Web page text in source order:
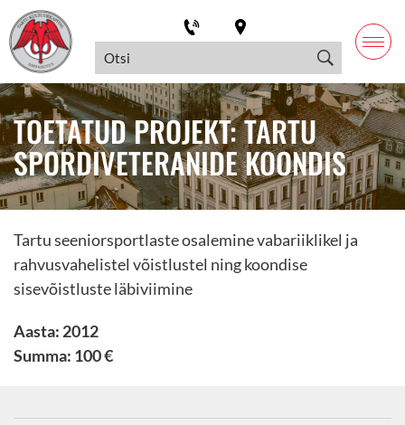
TOETATUD PROJEKT: TARTU
SPORDIVETERANIDE KOONDIS
Tartu seeniorsportlaste osalemine vabariiklikel ja
rahvusvahelistel võistlustel ning koondise
sisevõistluste läbiviimine
Aasta: 2012
Summa: 100 €